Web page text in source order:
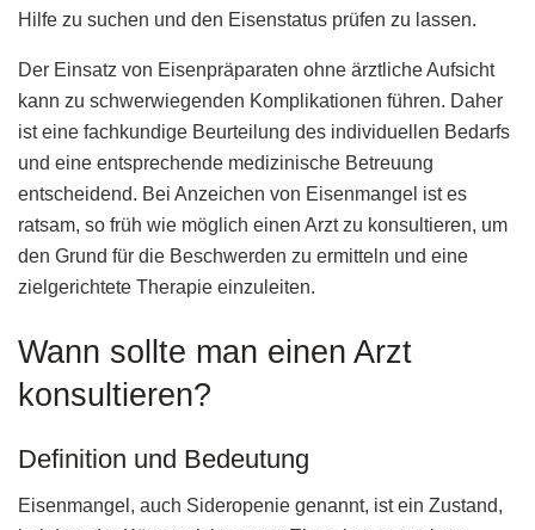
Hilfe zu suchen und den Eisenstatus prüfen zu lassen.
Der Einsatz von Eisenpräparaten ohne ärztliche Aufsicht
kann zu schwerwiegenden Komplikationen führen. Daher
ist eine fachkundige Beurteilung des individuellen Bedarfs
und eine entsprechende medizinische Betreuung
entscheidend. Bei Anzeichen von Eisenmangel ist es
ratsam, so früh wie möglich einen Arzt zu konsultieren, um
den Grund für die Beschwerden zu ermitteln und eine
zielgerichtete Therapie einzuleiten.
Wann sollte man einen Arzt
konsultieren?
Definition und Bedeutung
Eisenmangel, auch Sideropenie genannt, ist ein Zustand,